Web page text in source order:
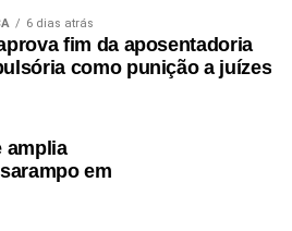
6 dias atrás
fim da aposentadoria
como punição a juízes
amplia
em